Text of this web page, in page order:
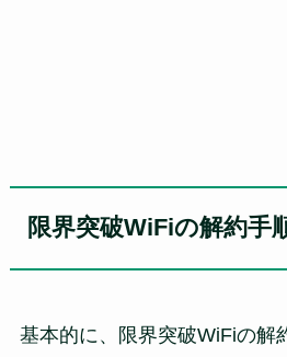
限界突破WiFiの解約手
基本的に、限界突破WiFiの解